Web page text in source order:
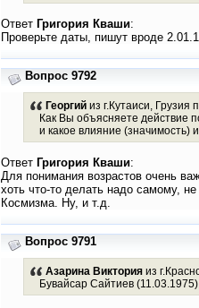
Ответ Григория Кваши:
Проверьте даты, пишут вроде
Вопрос 9792
Георгийиз г.Кутаиси, Грузия
Как Вы объясняете действие
и какое влияние (значимость)
Ответ Григория Кваши:
Для понимания возрастов очень
хоть что-то делать надо самому,
Космизма. Ну, и т.д.
Вопрос 9791
Азарина Викторияиз
Бувайсар Сайтиев